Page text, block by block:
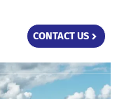
CONTACT US